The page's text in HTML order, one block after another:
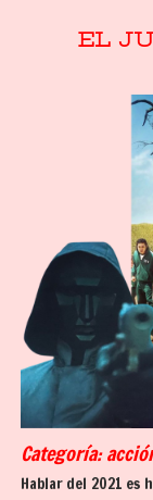
EL
Categoría:
Hablar del 2021 es